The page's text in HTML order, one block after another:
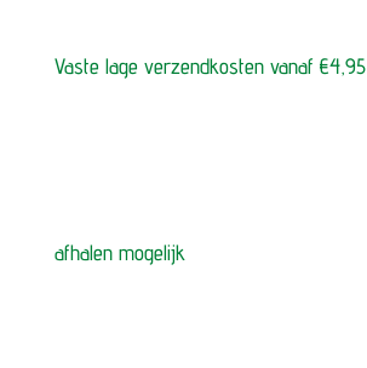
Vaste lage verzendkosten vanaf €4,95
afhalen mogelijk